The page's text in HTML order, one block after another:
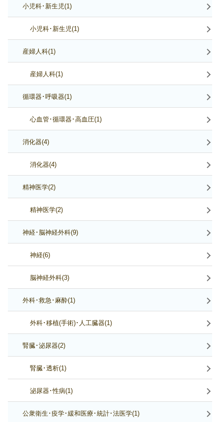
小児科･新生児(1)
小児科･新生児(1)
産婦人科(1)
産婦人科(1)
循環器･呼吸器(1)
心血管･循環器･高血圧(1)
消化器(4)
消化器(4)
精神医学(2)
精神医学(2)
神経･脳神経外科(9)
神経(6)
脳神経外科(3)
外科･救急･麻酔(1)
外科･移植(手術)･人工臓器(1)
腎臓･泌尿器(2)
腎臓･透析(1)
泌尿器･性病(1)
公衆衛生･疫学･緩和医療･統計･法医学(1)